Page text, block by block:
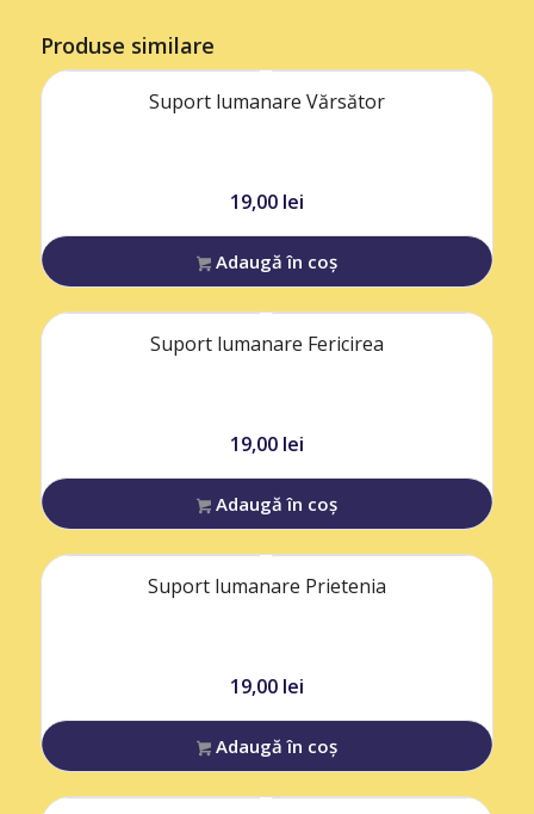
Produse similare
Suport lumanare Vărsător
19,00 lei
Adaugă în coș
Suport lumanare Fericirea
19,00 lei
Adaugă în coș
Suport lumanare Prietenia
19,00 lei
Adaugă în coș